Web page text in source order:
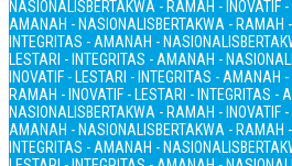
NASIONALISBERTAKWA - RAMAH - INOVATIF
AMANAH - NASIONALISBERTAKWA - RAMAH
INTEGRITAS - AMANAH - NASIONALIS
LESTARI - INTEGRITAS - AMANAH -
INOVATIF - LESTARI - INTEGRITAS - AMANAH
RAMAH - INOVATIF - LESTARI - INTEGRITAS -
NASIONALISBERTAKWA - RAMAH - INOVATIF
AMANAH - NASIONALISBERTAKWA - RAMAH
INTEGRITAS - AMANAH - NASIONALIS